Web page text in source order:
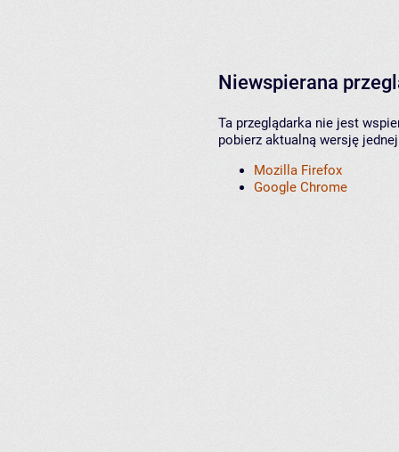
Niewspierana
Ta przeglądarka nie jest
pobierz aktualną wersję
Mozilla Firefox
Google Chrome